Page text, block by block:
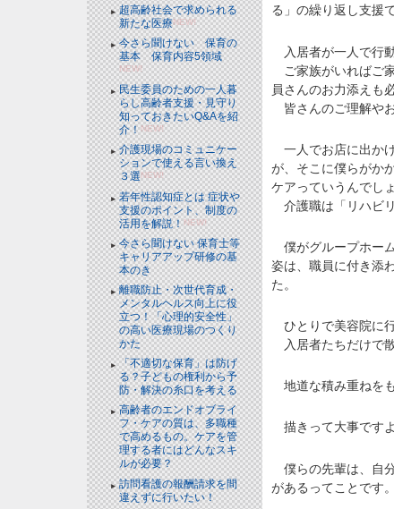
超高齢社会で求められる
新たな医療NEW!
今さら聞けない 保育の
基本 保育内容5領域
NEW!
民生委員のための一人暮
らし高齢者支援・見守り
知っておきたいQ&Aを紹
介！NEW!
介護現場のコミュニケー
ションで使える言い換え
３選NEW!
若年性認知症とは 症状や
支援のポイント、制度の
活用を解説！NEW!
今さら聞けない 保育士等
キャリアアップ研修の基
本のき
離職防止・次世代育成・
メンタルヘルス向上に役
立つ！「心理的安全性」
の高い医療現場のつくり
かた
「不適切な保育」は防げ
る？子どもの権利から予
防・解決の糸口を考える
高齢者のエンドオブライ
フ・ケアの質は、多職種
で高めるもの。ケアを管
理する者にはどんなスキ
ルが必要？
訪問看護の報酬請求を間
違えずに行いたい！
る」の繰り返し支援で
入居者が一人で行
ご家族がいればご
員さんのお力添えも
皆さんのご理解や
一人でお店に出か
が、そこに僕らがか
ケアっていうんでしょ
介護職は「リハビ
僕がグループホー
姿は、職員に付き添
た。
ひとりで美容院に
入居者たちだけで
地道な積み重ねを
描きって大事ですよ
僕らの先輩は、自
があるってことです。